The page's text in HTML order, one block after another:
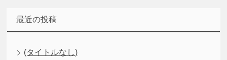
最近の投稿
(タイトルなし)